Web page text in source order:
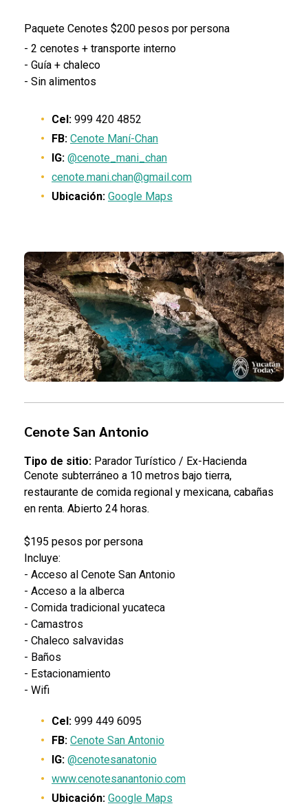
Paquete Cenotes $200 pesos por persona
- 2 cenotes + transporte interno
- Guía + chaleco
- Sin alimentos
Cel: 999 420 4852
FB: Cenote Maní-Chan
IG: @cenote_mani_chan
cenote.mani.chan@gmail.com
Ubicación: Google Maps
Cenote San Antonio
Tipo de sitio: Parador Turístico / Ex-Hacienda
Cenote subterráneo a 10 metros bajo tierra,
restaurante de comida regional y mexicana, cabañas
en renta. Abierto 24 horas.
$195 pesos por persona
Incluye:
- Acceso al Cenote San Antonio
- Acceso a la alberca
- Comida tradicional yucateca
- Camastros
- Chaleco salvavidas
- Baños
- Estacionamiento
- Wifi
Cel: 999 449 6095
FB: Cenote San Antonio
IG: @cenotesanatonio
www.cenotesanantonio.com
Ubicación: Google Maps